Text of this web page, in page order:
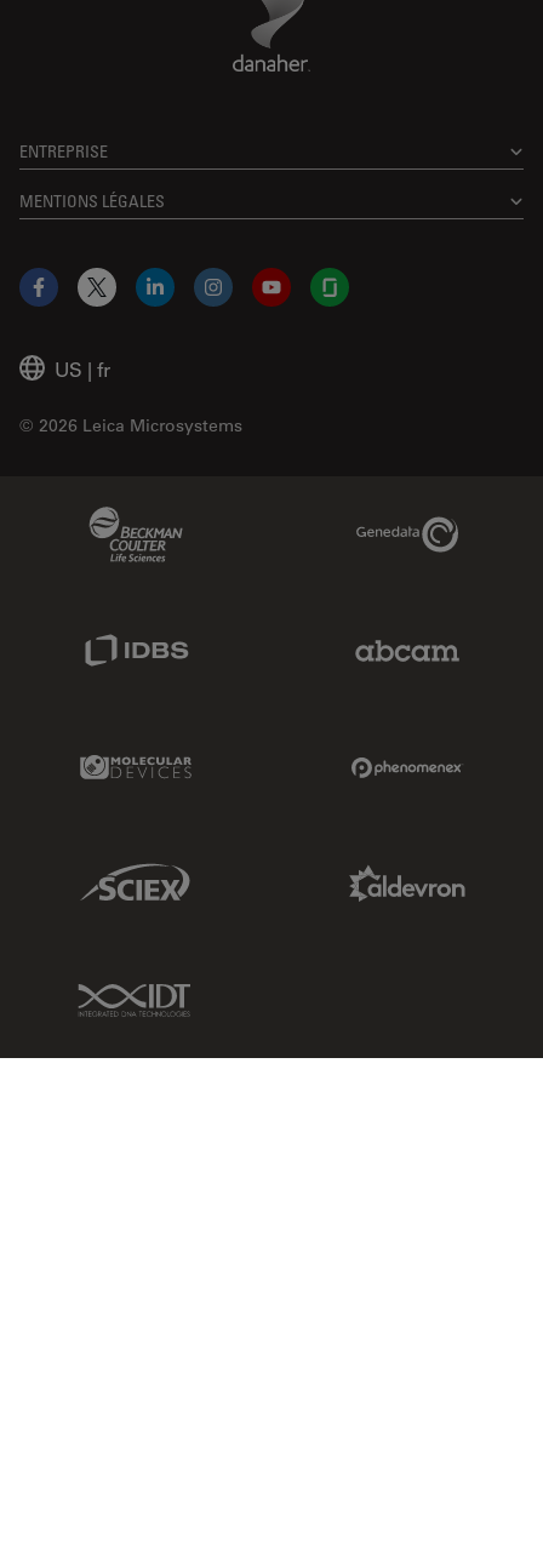
ENTREPRISE
MENTIONS LÉGALES
US | fr
© 2026 Leica Microsystems
Facebook
X LinkedInInstagramYouTubeGlassdoor
Genedata Link
Molecular Devices Link
Sciex Link
IDT Link